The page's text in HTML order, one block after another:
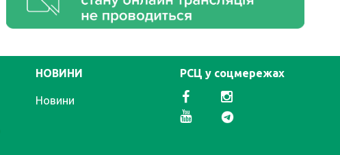
НОВИНИ
Новини
РСЦ у соцмережах